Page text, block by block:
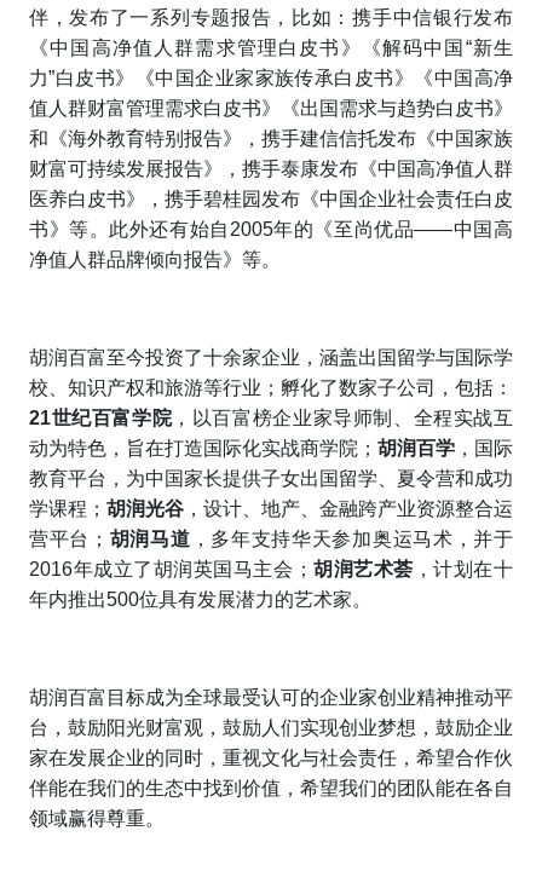
伴，发布了一系列专题报告，比如：携手中信银行发布
《中国高净值人群需求管理白皮书》《解码中国“新生
力”白皮书》《中国企业家家族传承白皮书》《中国高净
值人群财富管理需求白皮书》《出国需求与趋势白皮书》
和《海外教育特别报告》，携手建信信托发布《中国家族
财富可持续发展报告》，携手泰康发布《中国高净值人群
医养白皮书》，携手碧桂园发布《中国企业社会责任白皮
书》等。此外还有始自2005年的《至尚优品——中国高
净值人群品牌倾向报告》等。
胡润百富至今投资了十余家企业，涵盖出国留学与国际学
校、知识产权和旅游等行业；孵化了数家子公司，包括：
21世纪百富学院，以百富榜企业家导师制、全程实战互
动为特色，旨在打造国际化实战商学院； 胡润百学 ，国际
教育平台，为中国家长提供子女出国留学、夏令营和成功
学课程； 胡润光谷 ，设计、地产、金融跨产业资源整合运
营平台； 胡润马道 ，多年支持华天参加奥运马术，并于
2016年成立了胡润英国马主会； 胡润艺术荟 ，计划在十
年内推出500位具有发展潜力的艺术家。
胡润百富目标成为全球最受认可的企业家创业精神推动平
台，鼓励阳光财富观，鼓励人们实现创业梦想，鼓励企业
家在发展企业的同时，重视文化与社会责任，希望合作伙
伴能在我们的生态中找到价值，希望我们的团队能在各自
领域赢得尊重。